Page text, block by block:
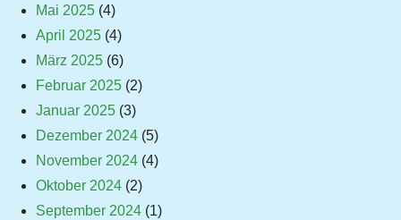
Mai 2025 (4)
April 2025 (4)
März 2025 (6)
Februar 2025 (2)
Januar 2025 (3)
Dezember 2024 (5)
November 2024 (4)
Oktober 2024 (2)
September 2024 (1)